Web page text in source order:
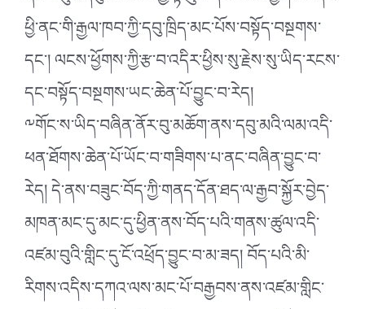
ཕྱི་ནང་གི་རྒྱལ་ཁབ་ཀྱི་དབུ་ཁྲིད་མང་པོས་བསྟོད་བསྔགས་
དང་། ལངས་ཕྱོགས་ཀྱི་རྩ་བ་འདིར་ཕྱིས་སུ་རྗེས་སུ་ཡིད་རངས་
དང་བསྟོད་བསྔགས་ཡང་ཆེན་པོ་བྱུང་བ་རེད།
༸གོང་ས་ཡིད་བཞིན་ནོར་བུ་མཆོག་ནས་དབུ་མའི་ལམ་འདི་
ཕན་ཐོགས་ཆེན་པོ་ཡོང་བ་གཟིགས་པ་ནང་བཞིན་བྱུང་བ་
རེད། དེ་ནས་བཟུང་བོད་ཀྱི་གནད་དོན་ཐད་ལ་རྒྱབ་སྐྱོར་བྱེད་
མཁན་མང་དུ་མང་དུ་ཕྱིན་ནས་བོད་པའི་གནས་ཚུལ་འདི་
འཛམ་བུའི་གླིང་དུ་ངོ་འཕྲོད་བྱུང་བ་མ་ཟད། བོད་པའི་མི་
རིགས་འདིས་དཀའ་ལས་མང་པོ་བརྒྱབས་ནས་འཛམ་གླིང་